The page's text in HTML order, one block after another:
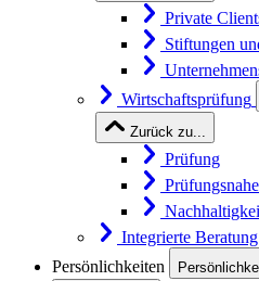
Private
Stiftungen
Wirtschaftsprüfung
Zurück zu...
Prüfung
Integrierte Beratung
Persönlichkeiten